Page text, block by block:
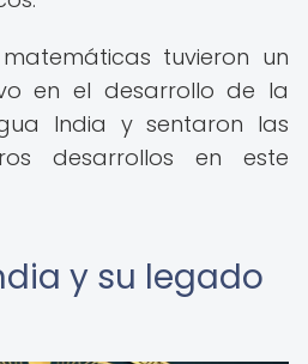
tuvieron un
en el desarrollo de la
India y sentaron las
desarrollos en este
y su legado